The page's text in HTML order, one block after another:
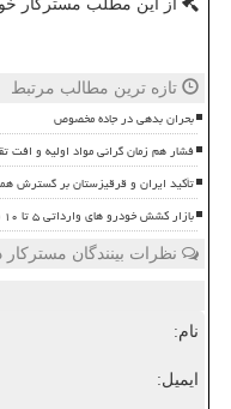
از این مطلب مسترکار
تازه ترین مطالب مرتبط
بحران بدهی در جاده مخصوص
فشار هم زمان گرانی مواد اولیه و افت
تأکید ایران و قرقیزستان بر گسترش
بازار کشش خودرو های وارداتی ۵ تا ۱۰ میلیارد تومانی را ندارد
نظرات بینندگان
نام:
ایمیل: